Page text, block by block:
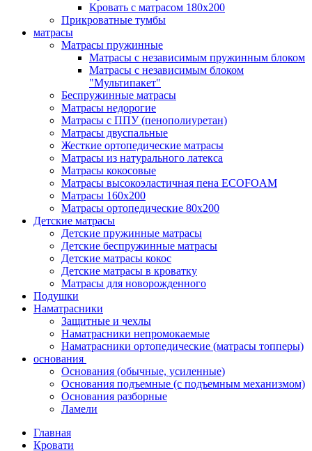
Кровать с матрасом 180х200
Прикроватные тумбы
матрасы
Матрасы пружинные
Матрасы с независимым пружинным блоком
Матрасы с независимым блоком
"Мультипакет"
Беспружинные матрасы
Матрасы недорогие
Матрасы с ППУ (пенополиуретан)
Матрасы двуспальные
Жесткие ортопедические матрасы
Матрасы из натурального латекса
Матрасы кокосовые
Матрасы высокоэластичная пена ECOFOAM
Матрасы 160х200
Матрасы ортопедические 80х200
Детские матрасы
Детские пружинные матрасы
Детские беспружинные матрасы
Детские матрасы кокос
Детские матрасы в кроватку
Матрасы для новорожденного
Подушки
Наматрасники
Защитные и чехлы
Наматрасники непромокаемые
Наматрасники ортопедические (матрасы топперы)
основания
Основания (обычные, усиленные)
Основания подъемные (с подъемным механизмом)
Основания разборные
Ламели
Главная
Кровати